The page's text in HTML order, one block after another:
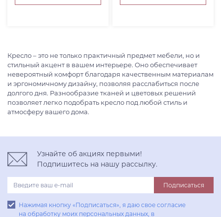
Кресло – это не только практичный предмет мебели, но и
стильный акцент в вашем интерьере. Оно обеспечивает
невероятный комфорт благодаря качественным материалам
и эргономичному дизайну, позволяя расслабиться после
долгого дня. Разнообразие тканей и цветовых решений
позволяет легко подобрать кресло под любой стиль и
атмосферу вашего дома.
Узнайте об акциях первыми!
Подпишитесь на нашу рассылку.
Подписаться
Нажимая кнопку «Подписаться», я даю свое согласие
на обработку моих персональных данных, в